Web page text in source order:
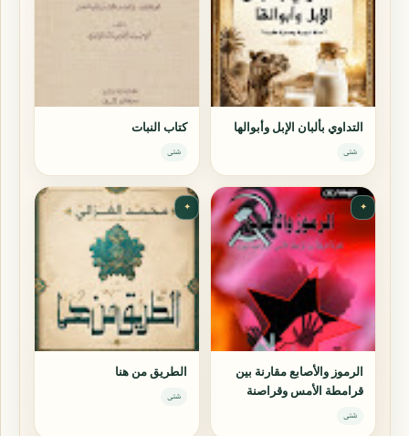
التداوي بألبان الإبل وأبوالها
شتى
كتاب النبات
شتى
✦
الرموز والأصابع مقارنة بين
قرامطة الأمس وقراصنة
اليوم
شتى
✦
الطريق من هنا
شتى